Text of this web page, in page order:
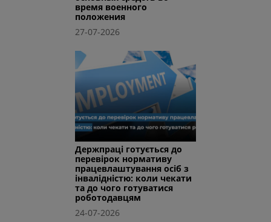
время военного
положения
27-07-2026
Держпраці готується до
перевірок нормативу
працевлаштування осіб з
інвалідністю: коли чекати
та до чого готуватися
роботодавцям
24-07-2026